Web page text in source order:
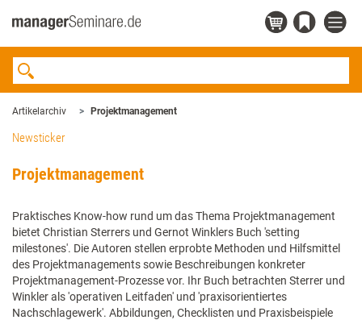
Artikelarchiv Projektmanagement
Newsticker
Projektmanagement
Praktisches Know-how rund um das Thema Projektmanagement
bietet Christian Sterrers und Gernot Winklers Buch 'setting
milestones'. Die Autoren stellen erprobte Methoden und Hilfsmittel
des Projektmanagements sowie Beschreibungen konkreter
Projektmanagement-Prozesse vor. Ihr Buch betrachten Sterrer und
Winkler als 'operativen Leitfaden' und 'praxisorientiertes
Nachschlagewerk'. Abbildungen, Checklisten und Praxisbeispiele